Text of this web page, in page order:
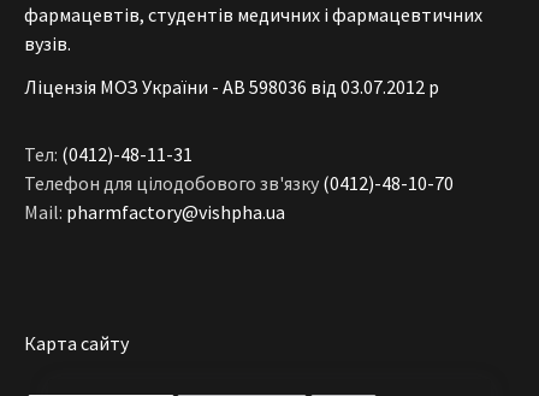
фармацевтів, студентів медичних і фармацевтичних
вузів.
Ліцензія МОЗ України - АВ 598036 від 03.07.2012 р
Тел: (0412)-48-11-31
Телефон для цілодобового зв'язку (0412)-48-10-70
Mail: pharmfactory@vishpha.ua
Карта сайту